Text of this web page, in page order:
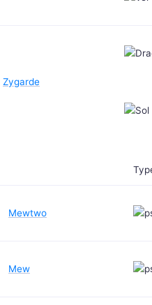
Zygarde
Mewtwo
Mew